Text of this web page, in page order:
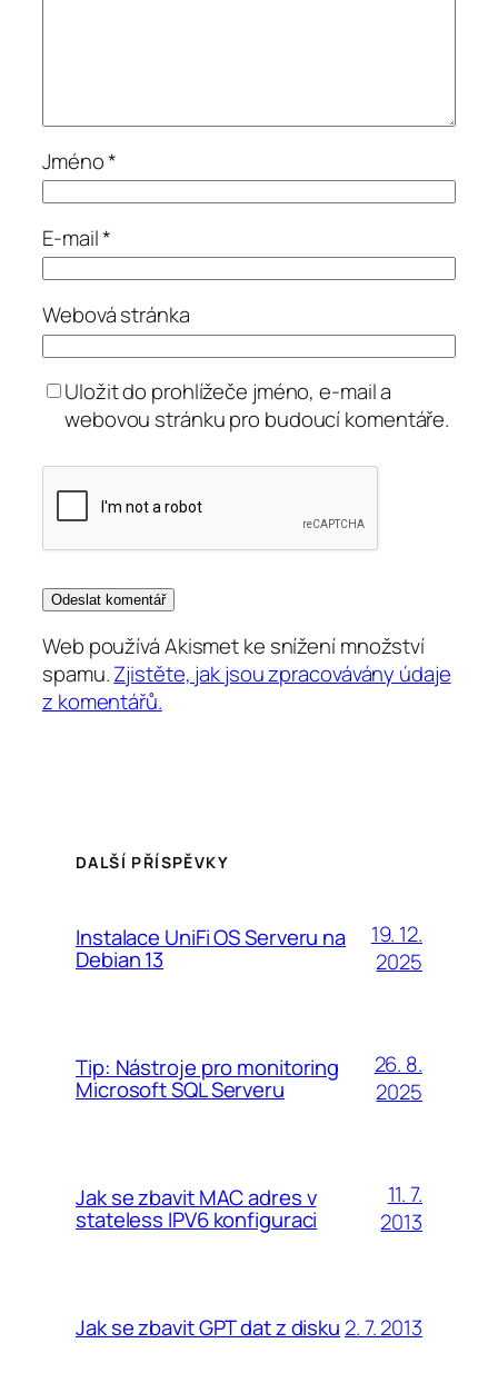
Jméno*
E-mail*
Webová stránka
Uložit do prohlížeče jméno, e-mail a
webovou stránku pro budoucí komentáře.
Web používá Akismet ke snížení množství
spamu.Zjistěte, jak jsou zpracovávány údaje
z komentářů.
DALŠÍ PŘÍSPĚVKY
Instalace UniFi OS Serveru na
Debian 13
19. 12.
2025
Tip: Nástroje pro monitoring
Microsoft SQL Serveru
26. 8.
2025
Jak se zbavit MAC adres v
stateless IPV6 konfiguraci
11. 7.
2013
Jak se zbavit GPT dat z disku 2. 7. 2013